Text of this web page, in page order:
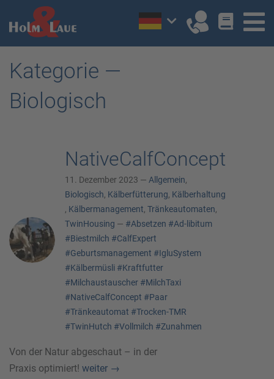
Kategorie —
Biologisch
NativeCalfConcept
11. Dezember 2023 — Allgemein,
Biologisch, Kälberfütterung, Kälberhaltung
, Kälbermanagement, Tränkeautomaten,
TwinHousing — #Absetzen #Ad-libitum
#Biestmilch #CalfExpert
#Geburtsmanagement #IgluSystem
#Kälbermüsli #Kraftfutter
#Milchaustauscher #MilchTaxi
#NativeCalfConcept #Paar
#Tränkeautomat #Trocken-TMR
#TwinHutch #Vollmilch #Zunahmen
Von der Natur abgeschaut – in der
Praxis optimiert! weiter →